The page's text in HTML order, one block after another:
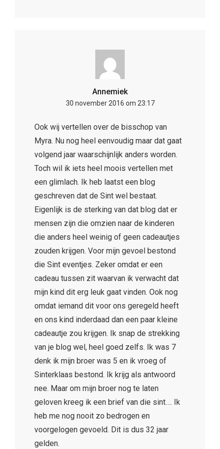
Annemiek
30 november 2016 om 23:17
Ook wij vertellen over de bisschop van
Myra. Nu nog heel eenvoudig maar dat gaat
volgend jaar waarschijnlijk anders worden.
Toch wil ik iets heel moois vertellen met
een glimlach. Ik heb laatst een blog
geschreven dat de Sint wel bestaat.
Eigenlijk is de sterking van dat blog dat er
mensen zijn die omzien naar de kinderen
die anders heel weinig of geen cadeautjes
zouden krijgen. Voor mijn gevoel bestond
die Sint eventjes. Zeker omdat er een
cadeau tussen zit waarvan ik verwacht dat
mijn kind dit erg leuk gaat vinden. Ook nog
omdat iemand dit voor ons geregeld heeft
en ons kind inderdaad dan een paar kleine
cadeautje zou krijgen. Ik snap de strekking
van je blog wel, heel goed zelfs. Ik was 7
denk ik mijn broer was 5 en ik vroeg of
Sinterklaas bestond. Ik krijg als antwoord
nee. Maar om mijn broer nog te laten
geloven kreeg ik een brief van die sint…. Ik
heb me nog nooit zo bedrogen en
voorgelogen gevoeld. Dit is dus 32 jaar
gelden.